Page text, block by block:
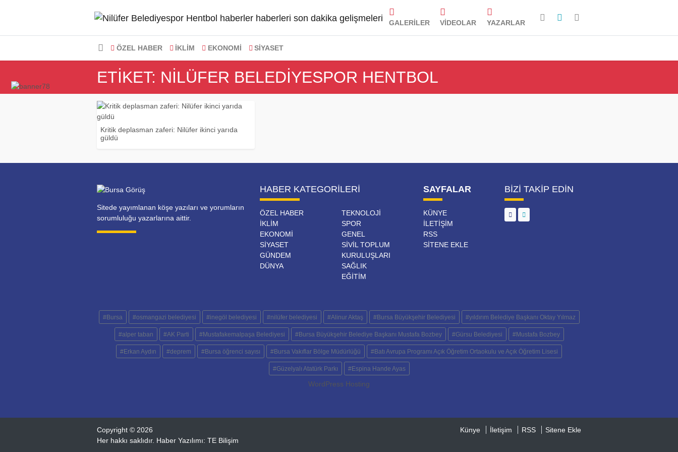
GALERİLER VİDEOLAR YAZARLAR
ÖZEL HABER İKLİM EKONOMİ SİYASET
ETIKET: NILÜFER BELEDIYESPOR HENTBOL
Kritik deplasman zaferi: Nilüfer ikinci yarıda
güldü
Sitede yayımlanan köşe yazıları ve yorumların
sorumluluğu yazarlarına aittir.
HABER KATEGORILERI
ÖZEL HABER
İKLİM
EKONOMİ
SİYASET
GÜNDEM
DÜNYA
TEKNOLOJİ
SPOR
GENEL
SİVİL TOPLUM
KURULUŞLARI
SAĞLIK
EĞİTİM
SAYFALAR
KÜNYE
İLETIŞIM
RSS
SITENE EKLE
BIZI TAKIP EDIN
#Bursa #osmangazi belediyesi #inegöl belediyesi #nilüfer belediyesi #Alinur Aktaş #Bursa Büyükşehir Belediyesi #yıldırım Belediye Başkanı Oktay Yılmaz
#alper taban #AK Parti #Mustafakemalpaşa Belediyesi #Bursa Büyükşehir Belediye Başkanı Mustafa Bozbey #Gürsu Belediyesi #Mustafa Bozbey
#Erkan Aydın #deprem #Bursa öğrenci sayısı #Bursa Vakıflar Bölge Müdürlüğü #Batı Avrupa Programı Açık Öğretim Ortaokulu ve Açık Öğretim Lisesi
#Güzelyalı Atatürk Parkı #Espina Hande Ayas
WordPress Hosting
Copyright © 2026
Her hakkı saklıdır. Haber Yazılımı: TE Bilişim
Künye İletişim RSS Sitene Ekle